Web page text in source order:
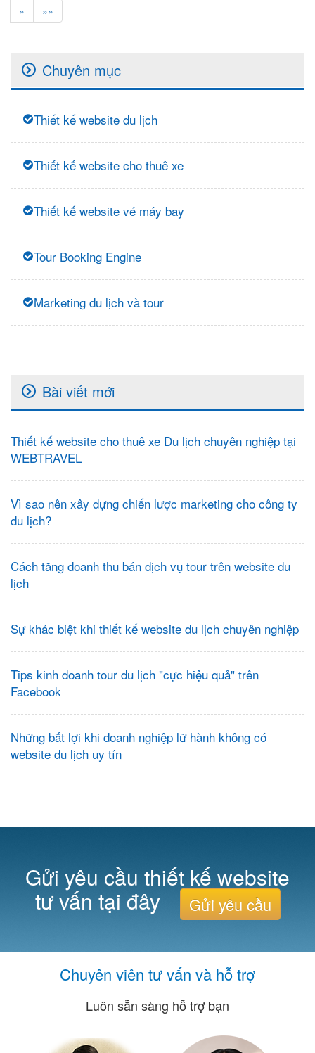
» »»
Chuyên mục
Thiết kế website du lịch
Thiết kế website cho thuê xe
Thiết kế website vé máy bay
Tour Booking Engine
Marketing du lịch và tour
Bài viết mới
Thiết kế website cho thuê xe Du lịch chuyên nghiệp tại
WEBTRAVEL
Vì sao nên xây dựng chiến lược marketing cho công ty
du lịch?
Cách tăng doanh thu bán dịch vụ tour trên website du
lịch
Sự khác biệt khi thiết kế website du lịch chuyên nghiệp
Tips kinh doanh tour du lịch "cực hiệu quả" trên
Facebook
Những bất lợi khi doanh nghiệp lữ hành không có
website du lịch uy tín
Gửi yêu cầu thiết kế website
tư vấn tại đây Gửi yêu cầu
Chuyên viên tư vấn và hỗ trợ
Luôn sẵn sàng hỗ trợ bạn